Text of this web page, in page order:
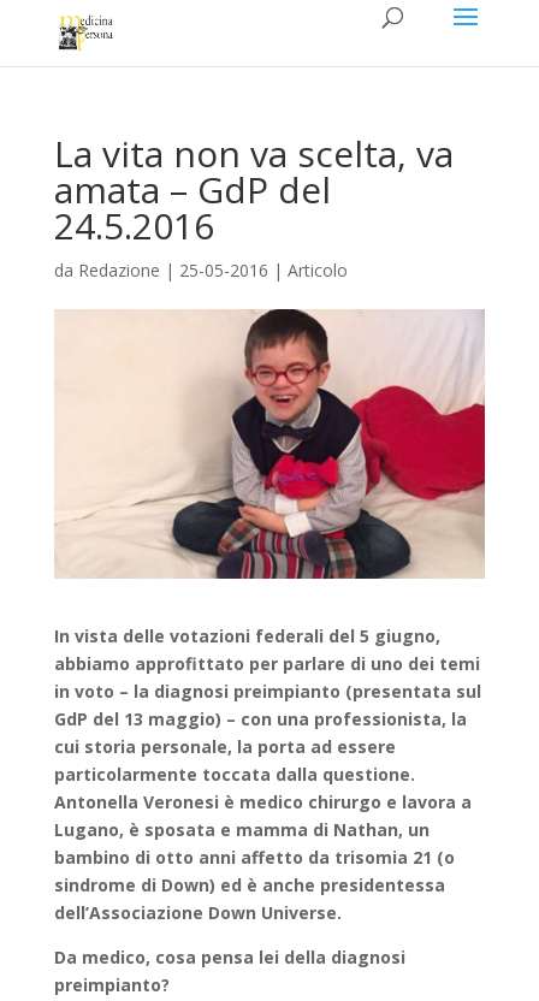
La vita non va scelta, va
amata – GdP del
24.5.2016
da Redazione | 25-05-2016 | Articolo
In vista delle votazioni federali del 5 giugno,
abbiamo approfittato per parlare di uno dei temi
in voto – la diagnosi preimpianto (presentata sul
GdP del 13 maggio) – con una professionista, la
cui storia personale, la porta ad essere
particolarmente toccata dalla questione.
Antonella Veronesi è medico chirurgo e lavora a
Lugano, è sposata e mamma di Nathan, un
bambino di otto anni affetto da trisomia 21 (o
sindrome di Down) ed è anche presidentessa
dell’Associazione Down Universe.
Da medico, cosa pensa lei della diagnosi
preimpianto?